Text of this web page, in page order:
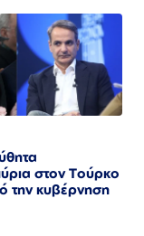
στον Τούρκο
την κυβέρνηση